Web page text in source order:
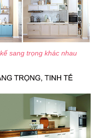
sang trọng khác nhau